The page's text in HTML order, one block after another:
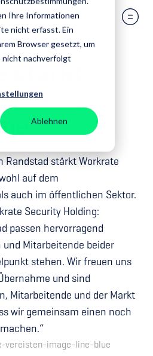
Ihre Informationen
nicht erfasst. Ein
Browser gesetzt, um
nicht nachverfolgt
Ablehnen
stärkt
Randstad stärkt Workrate
auf dem
auch im öffentlichen Sektor.
Security Holding:
passen hervorragend
Mitarbeitende beider
stehen. Wir freuen uns
und sind
Mitarbeitende und der Markt
wir gemeinsam einen noch